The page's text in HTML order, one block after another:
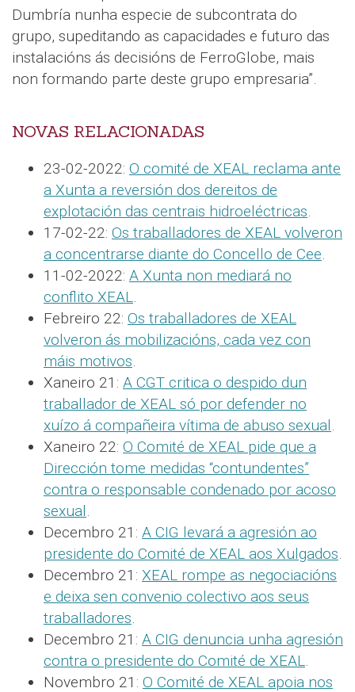
Dumbría nunha especie de subcontrata do
grupo, supeditando as capacidades e futuro das
instalacións ás decisións de FerroGlobe, mais
non formando parte deste grupo empresaria”.
NOVAS RELACIONADAS
23-02-2022: O comité de XEAL reclama ante
a Xunta a reversión dos dereitos de
explotación das centrais hidroeléctricas.
17-02-22: Os traballadores de XEAL volveron
a concentrarse diante do Concello de Cee.
11-02-2022: A Xunta non mediará no
conflito XEAL.
Febreiro 22: Os traballadores de XEAL
volveron ás mobilizacións, cada vez con
máis motivos.
Xaneiro 21: A CGT critica o despido dun
traballador de XEAL só por defender no
xuízo á compañeira vítima de abuso sexual.
Xaneiro 22: O Comité de XEAL pide que a
Dirección tome medidas “contundentes”
contra o responsable condenado por acoso
sexual.
Decembro 21: A CIG levará a agresión ao
presidente do Comité de XEAL aos Xulgados.
Decembro 21: XEAL rompe as negociacións
e deixa sen convenio colectivo aos seus
traballadores.
Decembro 21: A CIG denuncia unha agresión
contra o presidente do Comité de XEAL.
Novembro 21: O Comité de XEAL apoia nos